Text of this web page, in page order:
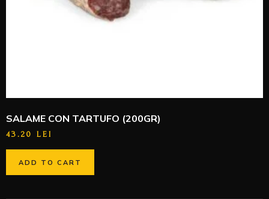
SALAME CON TARTUFO (200GR)
43.20 LEI
ADD TO CART